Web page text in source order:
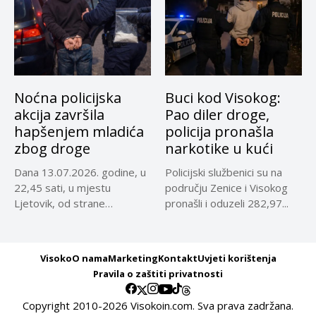
Noćna policijska
akcija završila
hapšenjem mladića
zbog droge
Dana 13.07.2026. godine, u
22,45 sati, u mjestu
Ljetovik, od strane
Buci kod Visokog:
Pao diler droge,
policija pronašla
narkotike u kući
Policijski službenici su na
području Zenice i Visokog
pronašli i oduzeli 282,97...
VisokoO namaMarketingKontaktUvjeti korištenja
Pravila o zaštiti privatnosti
Copyright 2010-2026 Visokoin.com. Sva prava zadržana.